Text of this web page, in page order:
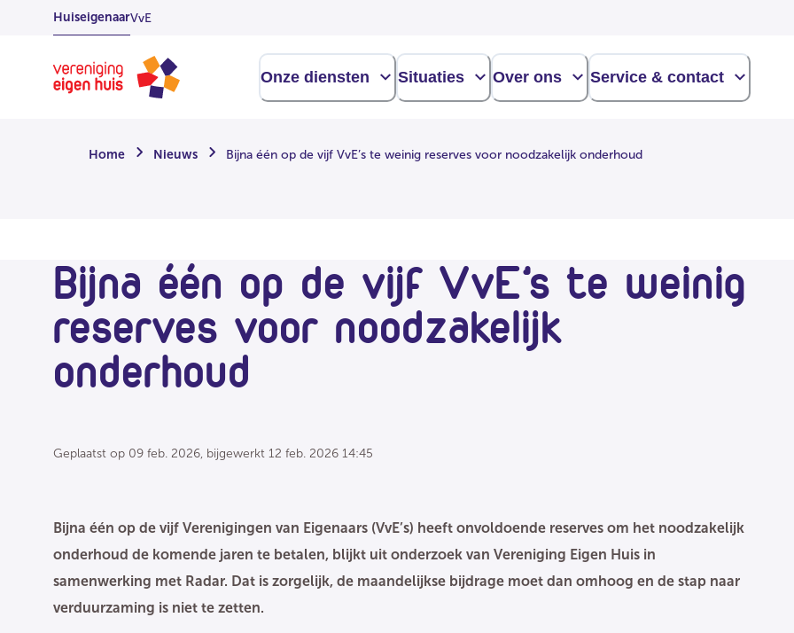
OverslaanHuiseigenaarVvE
Homepage
Onze diensten Situaties Over ons Service & contact
Home Nieuws Bijna één op de vijf VvE’s te weinig reserves voor noodzakelijk onderhoud
Bijna één op de vijf VvE’s te weinig
reserves voor noodzakelijk
onderhoud
Geplaatst op 09 feb. 2026, bijgewerkt 12 feb. 2026 14:45
Bijna één op de vijf Verenigingen van Eigenaars (VvE’s) heeft onvoldoende reserves om het noodzakelijk
onderhoud de komende jaren te betalen, blijkt uit onderzoek van Vereniging Eigen Huis in
samenwerking met Radar. Dat is zorgelijk, de maandelijkse bijdrage moet dan omhoog en de stap naar
verduurzaming is niet te zetten.